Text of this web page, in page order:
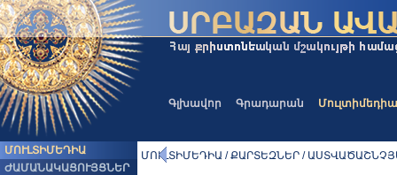
Գլխավոր Գրադարան Մուլտիմեդիա
ՄՈՒԼՏԻՄԵԴԻԱ
ԺԱՄԱՆԱԿԱՑՈՒՅՑՆԵՐ
ՄՈՒԼՏԻՄԵԴԻԱ / ՔԱՐՏԵԶՆԵՐ /